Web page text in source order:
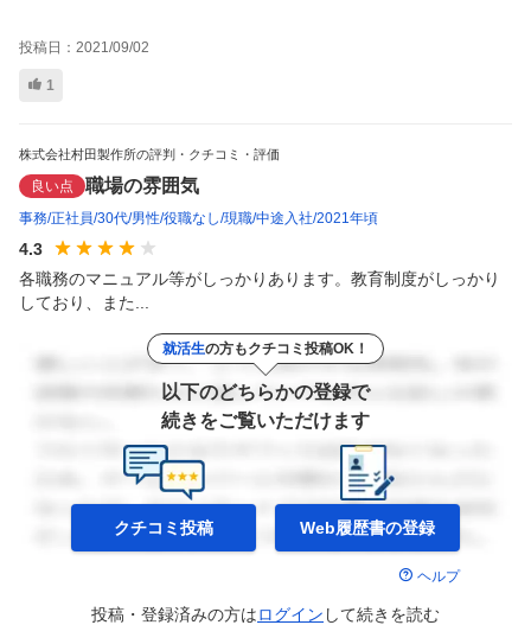
投稿日： 2021/09/02
1
株式会社村田製作所の評判・クチコミ・評価
良い点 職場の雰囲気
事務 正社員 30代 男性 役職なし 現職 中途入社 2021年頃
4.3
各職務のマニュアル等がしっかりあります。教育制度がしっかり
しており、また...
就活生の方もクチコミ投稿OK！
以下のどちらかの登録で
続きをご覧いただけます
クチコミ投稿 Web履歴書の登録
ヘルプ
投稿・登録済みの方はログイン して続きを読む